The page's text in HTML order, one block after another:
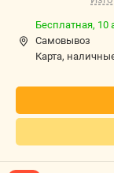
карта,